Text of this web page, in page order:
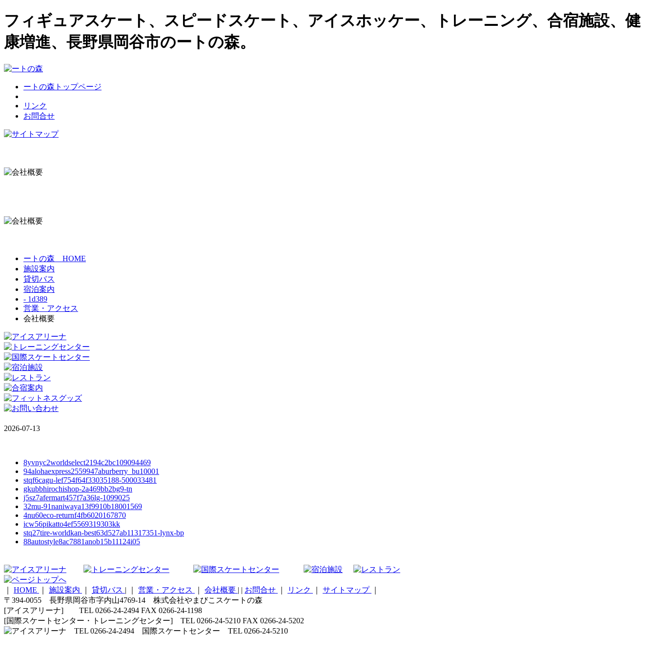
フィギュアスケート、スピードスケート、アイスホッケー、トレーニング、合宿施設、健
康増進、長野県岡谷市のートの森。
ートの森トップページ
リンク
お問合せ
ートの森 HOME
施設案内
貸切バス
宿泊案内
- 1d389
営業・アクセス
会社概要
2026-07-13
8yvnyc2worldselect2194c2bc109094469
94alohaexpress2559947aburberry_bu10001
stqf6cagu-lef754f64f33035188-500033481
gkubbhirochishop-2a469bb2bg9-tn
j5sz7afermart457f7a36lg-1099025
32mu-91naniwaya13f9910b18001569
4nu60eco-returnf4fb6020167870
icw56pikatto4ef5569319303kk
stq27tire-worldkan-best63d527ab11317351-lynx-bp
88autostyle8ac7881anob15b11124i05
HOME 施設案内 貸切バス | 営業・アクセス 会社概要 | | お問合せ リンク サイトマップ
〒394-0055 長野県岡谷市字内山4769-14 株式会社やまびこスケートの森
[アイスアリーナ] TEL 0266-24-2494 FAX 0266-24-1198
[国際スケートセンター・トレーニングセンター] TEL 0266-24-5210 FAX 0266-24-5202